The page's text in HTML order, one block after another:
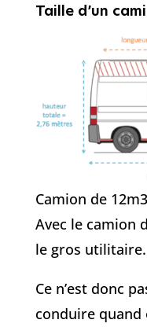
Taille d’un
Camion de 12m3
Avec le camion
le gros utilitaire.
Ce n’est donc
conduire quand